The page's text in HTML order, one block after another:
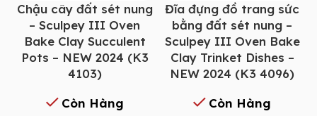
Chậu cây đất sét nung
– Sculpey III Oven
Bake Clay Succulent
Pots – NEW 2024 (K3
4103)
Còn Hàng
Đĩa đựng đồ trang sức
bằng đất sét nung –
Sculpey III Oven Bake
Clay Trinket Dishes –
NEW 2024 (K3 4096)
Còn Hàng